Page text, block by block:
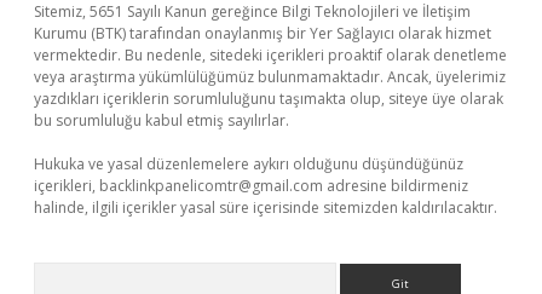
Sitemiz, 5651 Sayılı Kanun gereğince Bilgi Teknolojileri ve İletişim
Kurumu (BTK) tarafından onaylanmış bir Yer Sağlayıcı olarak hizmet
vermektedir. Bu nedenle, sitedeki içerikleri proaktif olarak denetleme
veya araştırma yükümlülüğümüz bulunmamaktadır. Ancak, üyelerimiz
yazdıkları içeriklerin sorumluluğunu taşımakta olup, siteye üye olarak
bu sorumluluğu kabul etmiş sayılırlar.
Hukuka ve yasal düzenlemelere aykırı olduğunu düşündüğünüz
içerikleri, backlinkpanelicomtr@gmail.com adresine bildirmeniz
halinde, ilgili içerikler yasal süre içerisinde sitemizden kaldırılacaktır.